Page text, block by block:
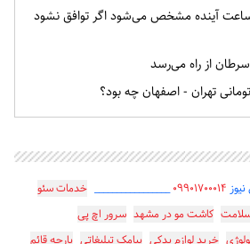
ایران ظرف ۴۸ ساعت آینده مشخص می‌شود اگر توافق نشود
از راه می‌رسد
۰۹۹۰۱۷۰۰۰۱۴_________________ خدمات سئو
کاشت مو در مشهد سرور اچ پی
خرید لوازم یدکی پیامک تبلیغاتی پارچه قائم